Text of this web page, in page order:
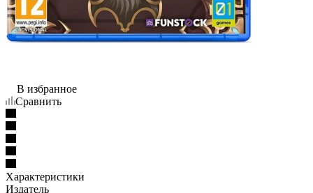
В избранное
Сравнить
Характеристики
Издатель